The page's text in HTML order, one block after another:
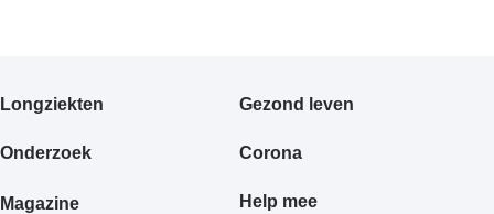
Primair
Longziekten Gezond leven
Onderzoek Corona
Magazine Help mee